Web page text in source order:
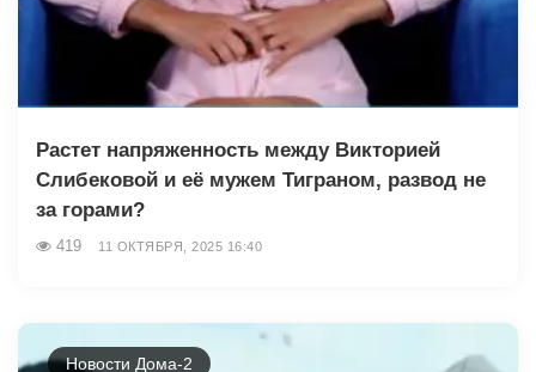
Растет напряженность между Викторией
Слибековой и её мужем Тиграном, развод не
за горами?
419 11 ОКТЯБРЯ, 2025 16:40
Новости Дома-2